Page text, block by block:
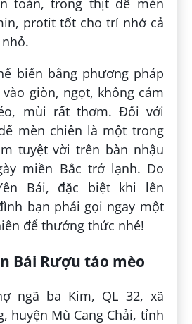
toàn, trong thịt dế mèn
protit tốt cho trí nhớ cả
biến bằng phương pháp
giòn, ngọt, không cảm
mùi rất thơm. Đối với
mèn chiên là một trong
tuyệt vời trên bàn nhậu
miền Bắc trở lạnh. Do
Bái, đặc biệt khi lên
bạn phải gọi ngay một
để thưởng thức nhé!
Bái Rượu táo mèo
ngã ba Kim, QL 32, xã
huyện Mù Cang Chải, tỉnh